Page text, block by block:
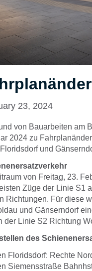
23, 2024
von Bauarbeiten am
2024 zu
und
von Freitag, 23.
Züge der Linie S1
Richtungen. Für diese
und Gänserndorf
der Linie S2 Richtung
des
Floridsdorf: Rechte
Siemensstraße